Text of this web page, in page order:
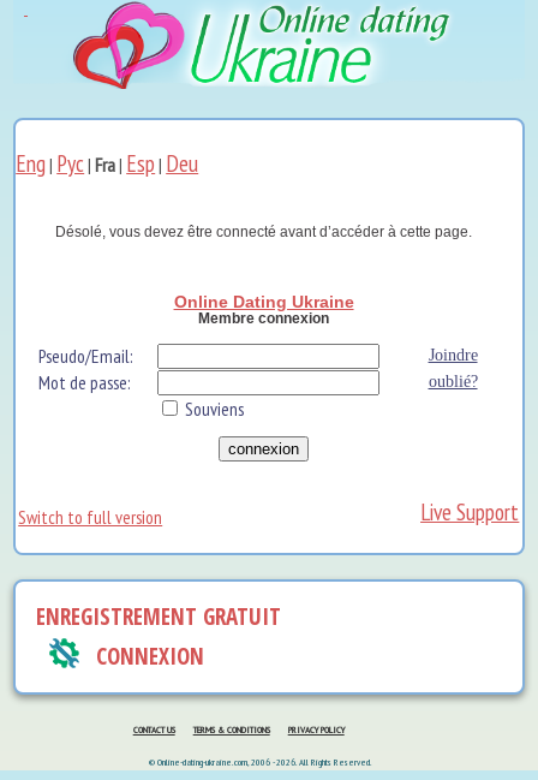
Eng | Рус|Fra| Esp | Deu
Désolé, vous devez être connecté avant d’accéder à cette page.
Online Dating Ukraine
Membre connexion
Pseudo/Email: Joindre
Mot de passe: oublié?
Souviens
Switch to full version Live Support
ENREGISTREMENT GRATUIT
CONNEXION
CONTACT US TERMS & CONDITIONS PRIVACY POLICY
© Online-dating-ukraine.com, 2006 - 2026. All Rights Reserved.